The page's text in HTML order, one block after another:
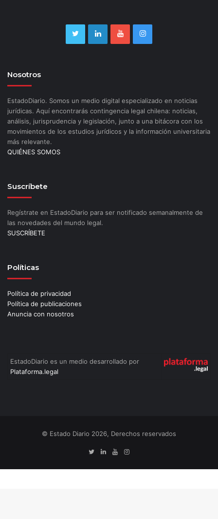
Nosotros
EstadoDiario. Somos un medio digital especializado en noticias
jurídicas. Aquí encontrarás contingencia legal chilena: noticias,
análisis, jurisprudencia y legislación, junto a una bitácora con los
movimientos de los estudios jurídicos y la información universitaria
más relevante.
QUIÉNES SOMOS
Suscríbete
Regístrate en EstadoDiario para ser notificado semanalmente de
las novedades del mundo legal.
SUSCRÍBETE
Políticas
Política de privacidad
Política de publicaciones
Anuncia con nosotros
EstadoDiario es un medio desarrollado por
Plataforma.legal
© Estado Diario 2026, Derechos reservados